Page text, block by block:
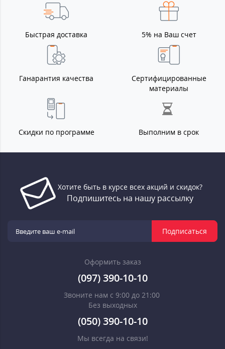
Быстрая доставка 5% на Ваш счет
Ганарантия качества
Сертифицированные
материалы
Скидки по программе Выполним в срок
Хотите быть в курсе всех акций и скидок?
Подпишитесь на нашу рассылку
Подписаться
Оформить заказ
(097) 390-10-10
Звоните нам с 9:00 до 21:00
Без выходных
(050) 390-10-10
Мы всегда на связи!